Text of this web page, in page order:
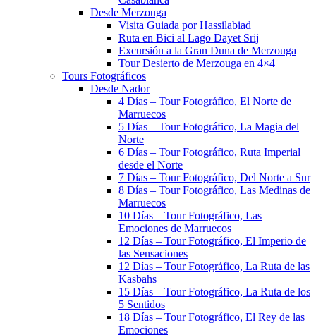
Desde Merzouga
Visita Guiada por Hassilabiad
Ruta en Bici al Lago Dayet Srij
Excursión a la Gran Duna de Merzouga
Tour Desierto de Merzouga en 4×4
Tours Fotográficos
Desde Nador
4 Días – Tour Fotográfico, El Norte de
Marruecos
5 Días – Tour Fotográfico, La Magia del
Norte
6 Días – Tour Fotográfico, Ruta Imperial
desde el Norte
7 Días – Tour Fotográfico, Del Norte a Sur
8 Días – Tour Fotográfico, Las Medinas de
Marruecos
10 Días – Tour Fotográfico, Las
Emociones de Marruecos
12 Días – Tour Fotográfico, El Imperio de
las Sensaciones
12 Días – Tour Fotográfico, La Ruta de las
Kasbahs
15 Días – Tour Fotográfico, La Ruta de los
5 Sentidos
18 Días – Tour Fotográfico, El Rey de las
Emociones